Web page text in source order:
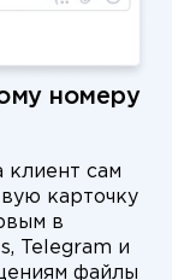
номеру
клиент сам
карточку
в
Telegram и
файлы